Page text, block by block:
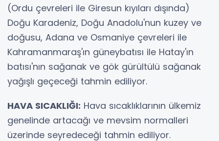
(Ordu çevreleri ile Giresun kıyıları dışında)
Doğu Karadeniz, Doğu Anadolu'nun kuzey ve
doğusu, Adana ve Osmaniye çevreleri ile
Kahramanmaraş'ın güneybatısı ile Hatay'ın
batısı'nın sağanak ve gök gürültülü sağanak
yağışlı geçeceği tahmin ediliyor.
HAVA SICAKLIĞI: Hava sıcaklıklarının ülkemiz
genelinde artacağı ve mevsim normalleri
üzerinde seyredeceği tahmin ediliyor.